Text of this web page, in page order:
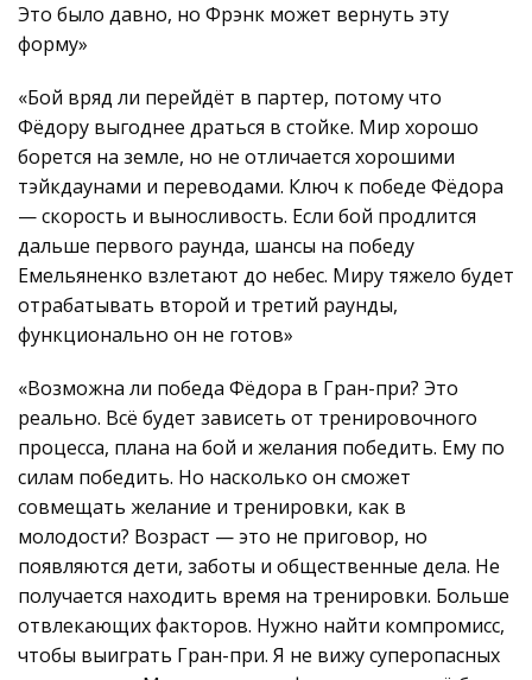
Это было давно, но Фрэнк может вернуть эту
форму»
«Бой вряд ли перейдёт в партер, потому что
Фёдору выгоднее драться в стойке. Мир хорошо
борется на земле, но не отличается хорошими
тэйкдаунами и переводами. Ключ к победе Фёдора
— скорость и выносливость. Если бой продлится
дальше первого раунда, шансы на победу
Емельяненко взлетают до небес. Миру тяжело будет
отрабатывать второй и третий раунды,
функционально он не готов»
«Возможна ли победа Фёдора в Гран-при? Это
реально. Всё будет зависеть от тренировочного
процесса, плана на бой и желания победить. Ему по
силам победить. Но насколько он сможет
совмещать желание и тренировки, как в
молодости? Возраст — это не приговор, но
появляются дети, заботы и общественные дела. Не
получается находить время на тренировки. Больше
отвлекающих факторов. Нужно найти компромисс,
чтобы выиграть Гран-при. Я не вижу суперопасных